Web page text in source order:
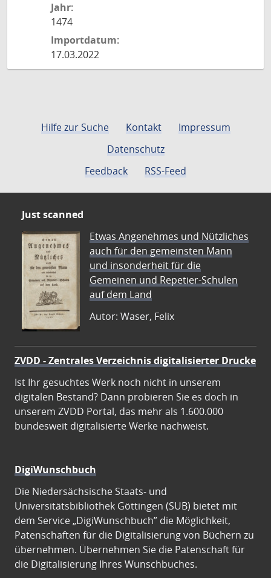
Jahr:
1474
Importdatum:
17.03.2022
Hilfe zur Suche Kontakt
Impressum
Datenschutz
Feedback
RSS-Feed
Just scanned
Etwas Angenehmes und Nützliches
auch für den gemeinsten Mann
und insonderheit für die
Gemeinen und Repetier-Schulen
auf dem Land
Autor: Waser, Felix
ZVDD - Zentrales Verzeichnis digitalisierter Drucke
Ist Ihr gesuchtes Werk noch nicht in unserem
digitalen Bestand? Dann probieren Sie es doch in
unserem ZVDD Portal, das mehr als 1.600.000
bundesweit digitalisierte Werke nachweist.
DigiWunschbuch
Die Niedersächsische Staats- und
Universitätsbibliothek Göttingen (SUB) bietet mit
dem Service „DigiWunschbuch” die Möglichkeit,
Patenschaften für die Digitalisierung von Büchern zu
übernehmen. Übernehmen Sie die Patenschaft für
die Digitalisierung Ihres Wunschbuches.